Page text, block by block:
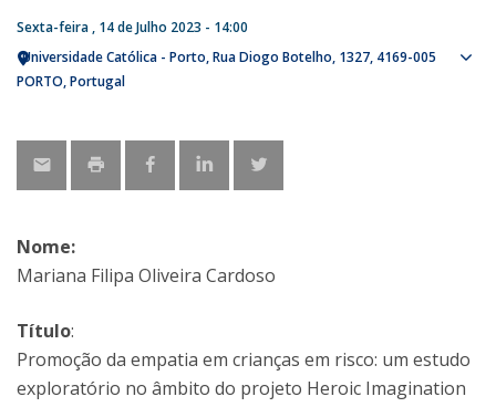
Sexta-feira , 14 de Julho 2023 - 14:00
Universidade Católica - Porto Rua Diogo Botelho, 1327 4169-005
PORTO Portugal
Nome:
Mariana Filipa Oliveira Cardoso
Título:
Promoção da empatia em crianças em risco: um estudo
exploratório no âmbito do projeto Heroic Imagination